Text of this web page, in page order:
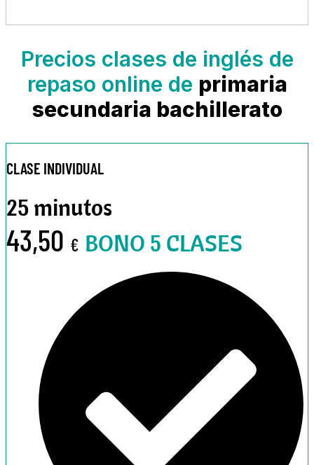
Precios clases de inglés de
repaso online de primaria
secundaria bachillerato
CLASE INDIVIDUAL
25 minutos
43,50 € BONO 5 CLASES